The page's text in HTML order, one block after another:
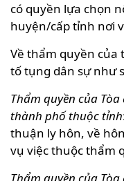
có quyền lựa chọn
huyện/cấp tỉnh nơi
Về thẩm quyền của
tố tụng dân sự như
Thẩm quyền của
thành phố thuộc tỉnh
thuận ly hôn, về
vụ việc thuộc thẩm